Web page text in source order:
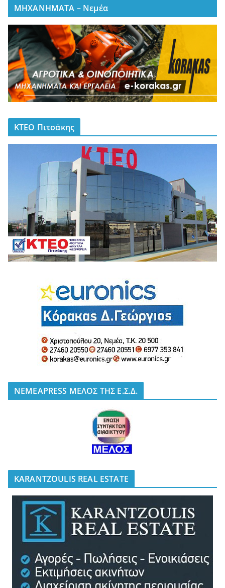
ΜΗΧΑΝΗΜΑΤΑ – Νεμέα
ΚΤΕΟ Πιτσάκης
NEMEAPRESS ΜΕΛΟΣ ΤΗΣ Ε.Σ.Δ.
KARANTZOULIS REAL ESTATE